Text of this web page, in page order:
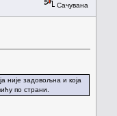
Сачувана
није задовољна и која
по страни.